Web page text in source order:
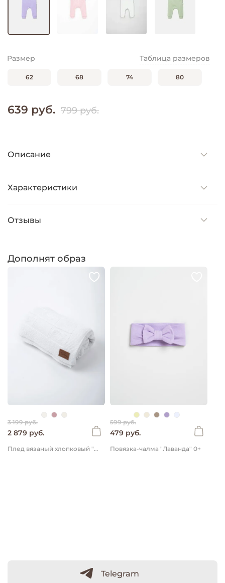
Таблица размеров
Размер
62 68 74 80
639 руб. 799 руб.
Описание
Характеристики
Отзывы
Дополнят образ
3 199 руб.
2 879 руб.
Плед вязаный хлопковый "Молоко" 0+
599 руб.
479 руб.
Повязка-чалма "Лаванда" 0+
Telegram